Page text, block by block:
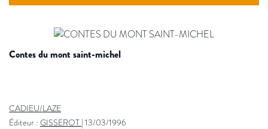
contes du mont saint-michel
CADIEU/LAZE
Éditeur : GISSEROT | 13/03/1996